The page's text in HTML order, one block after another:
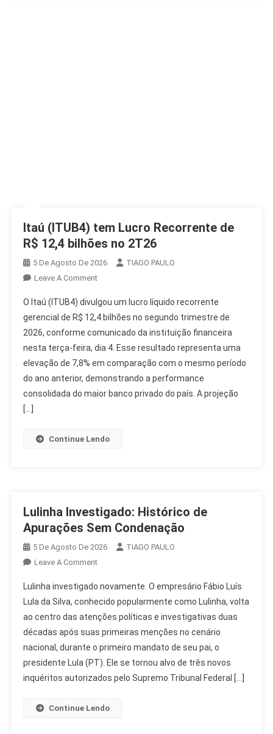
Itaú (ITUB4) tem Lucro Recorrente de
R$ 12,4 bilhões no 2T26
5 De Agosto De 2026
TIAGO PAULO
Leave A CommentOn
(ITUB4)
Tem
Lucro
Recorrente
De
R$
12,4
O Itaú (ITUB4) divulgou um lucro líquido recorrente
gerencial de R$ 12,4 bilhões no segundo trimestre de
2026, conforme comunicado da instituição financeira
nesta terça-feira, dia 4. Esse resultado representa uma
elevação de 7,8% em comparação com o mesmo período
do ano anterior, demonstrando a performance
consolidada do maior banco privado do país. A projeção
[…]
Continue Lendo
Lulinha Investigado: Histórico de
Apurações Sem Condenação
5 De Agosto De 2026
TIAGO PAULO
Leave A CommentOn
Investigado:
Histórico
De
Apurações
Sem
Condenação
Lulinha investigado novamente. O empresário Fábio Luís
Lula da Silva, conhecido popularmente como Lulinha, volta
ao centro das atenções políticas e investigativas duas
décadas após suas primeiras menções no cenário
nacional, durante o primeiro mandato de seu pai, o
presidente Lula (PT). Ele se tornou alvo de três novos
inquéritos autorizados pelo Supremo Tribunal Federal […]
Continue Lendo